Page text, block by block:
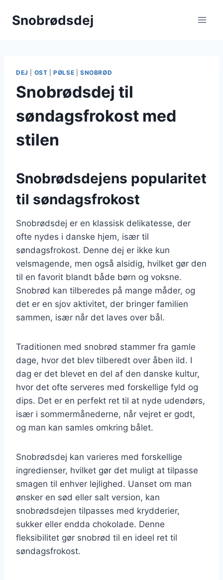
Snobrødsdej
DEJ OST |PØLSE SNOBRØD
Snobrødsdej til
søndagsfrokost med
stilen
Snobrødsdejens popularitet
til søndagsfrokost
Snobrødsdej er en klassisk delikatesse, der
ofte nydes i danske hjem, især til
søndagsfrokost. Denne dej er ikke kun
velsmagende, men også alsidig, hvilket gør den
til en favorit blandt både børn og voksne.
Snobrød kan tilberedes på mange måder, og
det er en sjov aktivitet, der bringer familien
sammen, især når det laves over bål.
Traditionen med snobrød stammer fra gamle
dage, hvor det blev tilberedt over åben ild. I
dag er det blevet en del af den danske kultur,
hvor det ofte serveres med forskellige fyld og
dips. Det er en perfekt ret til at nyde udendørs,
især i sommermånederne, når vejret er godt,
og man kan samles omkring bålet.
Snobrødsdej kan varieres med forskellige
ingredienser, hvilket gør det muligt at tilpasse
smagen til enhver lejlighed. Uanset om man
ønsker en sød eller salt version, kan
snobrødsdejen tilpasses med krydderier,
sukker eller endda chokolade. Denne
fleksibilitet gør snobrød til en ideel ret til
søndagsfrokost.